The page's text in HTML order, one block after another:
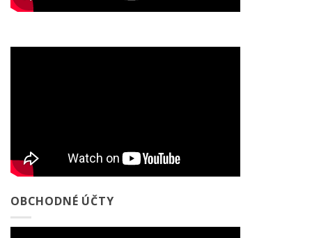
OBCHODNÉ ÚČTY